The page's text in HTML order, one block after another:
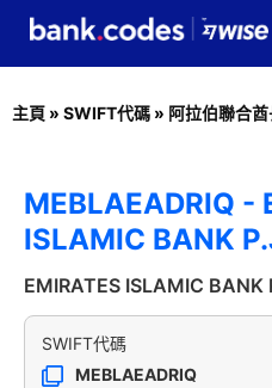
主頁 » SWIFT代碼 » 阿拉伯聯合
MEBLAEADRIQ -
ISLAMIC BANK
EMIRATES ISLAMIC BANK
SWIFT代碼
MEBLAEADRIQ